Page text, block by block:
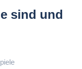
sind und